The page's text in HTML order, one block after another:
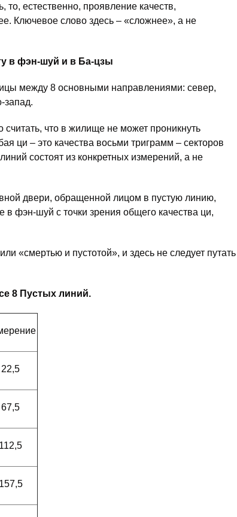
то, естественно, проявление качеств,
Ключевое слово здесь – «сложнее», а не
в фэн-шуй и в Ба-цзы
между 8 основными направлениями: север,
запад.
что в жилище не может проникнуть
ци – это качества восьми триграмм – секторов
состоят из конкретных измерений, а не
двери, обращенной лицом в пустую линию,
фэн-шуй с точки зрения общего качества ци,
«смертью и пустотой», и здесь не следует путать
8 Пустых линий.
22,5
67,5
112,5
157,5